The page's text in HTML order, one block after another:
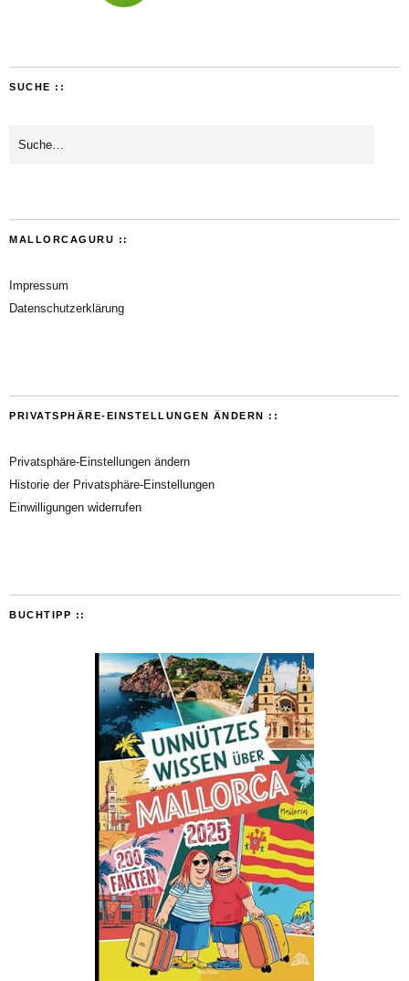
SUCHE ::
MALLORCAGURU ::
Impressum
Datenschutzerklärung
PRIVATSPHÄRE-EINSTELLUNGEN ÄNDERN ::
Privatsphäre-Einstellungen ändern
Historie der Privatsphäre-Einstellungen
Einwilligungen widerrufen
BUCHTIPP ::